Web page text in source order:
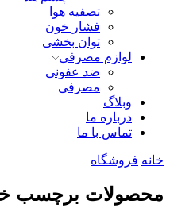
تصفیه هوا
فشار خون
توان بخشی
لوازم مصرفی
ضد عفونی
مصرفی
وبلاگ
درباره ما
تماس با ما
خانه فروشگاه
محصولات برچسب